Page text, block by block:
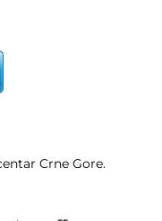
Crne Gore.